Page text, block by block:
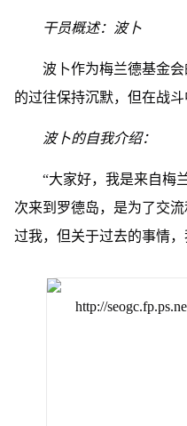
干员概述：波卜
波卜作为梅兰德基金
的过往保持沉默，但在战
波卜的自我介绍：
“大家好，我是来自梅
次来到罗德岛，是为了交
过我，但关于过去的事情